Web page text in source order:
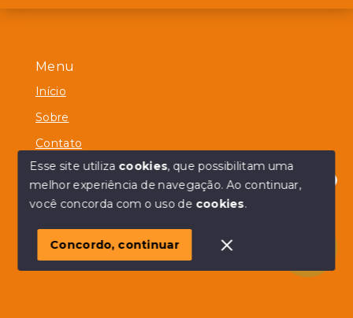
Olá! em posso ajudar?
Menu
Início
Sobre
Contato
© Copyright 2026 - Alberico Simões - Todos os direitos
SITE PARA IMOBILIARIA
Esse site utiliza cookies, que possibilitam uma
melhor experiência de navegação.Ao continuar,
você concorda com o uso de cookies.
Concordo, continuar